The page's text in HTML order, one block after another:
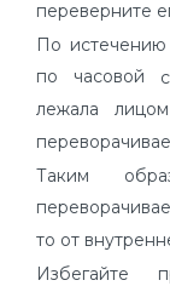
переверните
По
по часовой
лежала
Таким
то от
Избегайте